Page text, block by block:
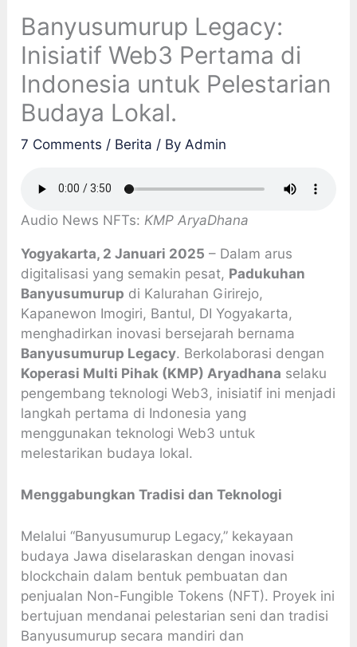
Banyusumurup Legacy:
Inisiatif Web3 Pertama di
Indonesia untuk Pelestarian
Budaya Lokal.
7 Comments / Berita / By Admin
Audio News NFTs: KMP AryaDhana
Yogyakarta, 2 Januari 2025 – Dalam arus
digitalisasi yang semakin pesat, Padukuhan
Banyusumurup di Kalurahan Girirejo,
Kapanewon Imogiri, Bantul, DI Yogyakarta,
menghadirkan inovasi bersejarah bernama
Banyusumurup Legacy. Berkolaborasi dengan
Koperasi Multi Pihak (KMP) Aryadhana selaku
pengembang teknologi Web3, inisiatif ini menjadi
langkah pertama di Indonesia yang
menggunakan teknologi Web3 untuk
melestarikan budaya lokal.
Menggabungkan Tradisi dan Teknologi
Melalui “Banyusumurup Legacy,” kekayaan
budaya Jawa diselaraskan dengan inovasi
blockchain dalam bentuk pembuatan dan
penjualan Non-Fungible Tokens (NFT). Proyek ini
bertujuan mendanai pelestarian seni dan tradisi
Banyusumurup secara mandiri dan